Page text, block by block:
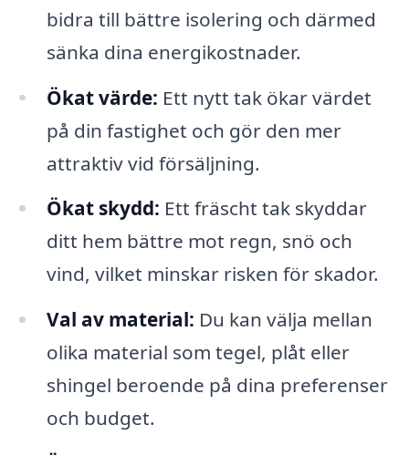
bidra till bättre isolering och därmed
sänka dina energikostnader.
Ökat värde: Ett nytt tak ökar värdet
på din fastighet och gör den mer
attraktiv vid försäljning.
Ökat skydd: Ett fräscht tak skyddar
ditt hem bättre mot regn, snö och
vind, vilket minskar risken för skador.
Val av material: Du kan välja mellan
olika material som tegel, plåt eller
shingel beroende på dina preferenser
och budget.